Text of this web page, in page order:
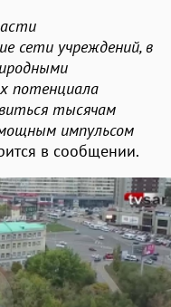
сети учреждений, в
потенциала
тысячам
импульсом
в сообщении.